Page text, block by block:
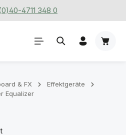
4711 348 0
& FX
Effektgeräte
Equalizer